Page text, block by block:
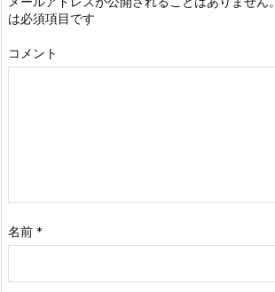
は必須項目です
コメント
名前 *